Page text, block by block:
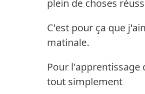
plein de choses
C'est pour ça que
matinale.
Pour
tout simplement